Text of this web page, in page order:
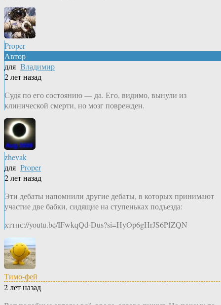
Proper
Автор
для Владимир
2 лет назад
Судя по его состоянию — да. Его, видимо, вынули из
клинической смерти, но мозг поврежден.
zhevak
для Proper
2 лет назад
Эти дебаты напомнили другие дебаты, в которых принимают
участие две бабки, сидящие на ступеньках подъезда:
хттпс://youtu.be/IFwkqQd-Dus?si=HyOp6gHrJS6PfZQN
Тимо-фей
2 лет назад